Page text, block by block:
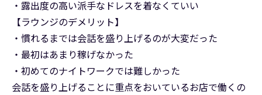
・露出度の高い派手なドレスを着なくていい
【ラウンジのデメリット】
・慣れるまでは会話を盛り上げるのが大変だった
・最初はあまり稼げなかった
・初めてのナイトワークでは難しかった
会話を盛り上げることに重点をおいているお店で働くの